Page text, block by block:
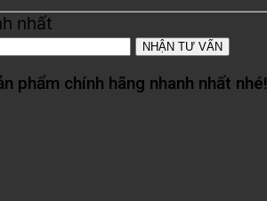
nhất
phẩm chính hãng nhanh nhất nhé!